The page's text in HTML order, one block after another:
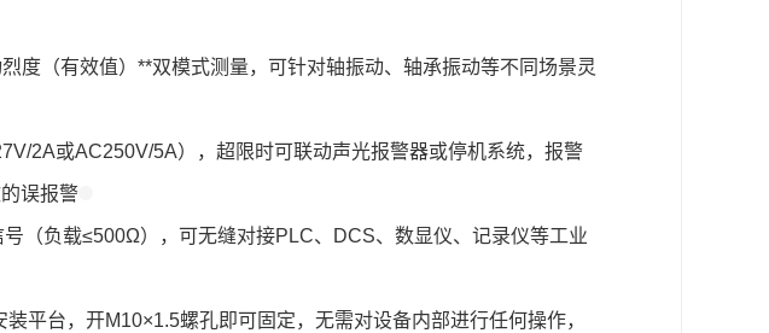
度（有效值）**双模式测量，可针对轴振动、轴承振动等不同场景灵
2A或AC250V/5A），超限时可联动声光报警器或停机系统，报警
误报警
（负载≤500Ω），可无缝对接PLC、DCS、数显仪、记录仪等工业
平台，开M10×1.5螺孔即可固定，无需对设备内部进行任何操作，